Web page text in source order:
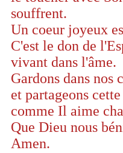
souffrent.
Un coeur joyeux
C'est le don de
vivant dans l'âme.
Gardons dans nos
et partageons
comme Il aime
Que Dieu nous
Amen.